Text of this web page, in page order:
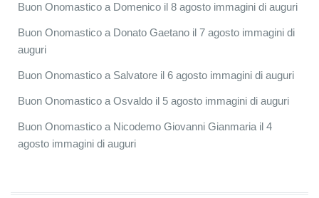
Buon Onomastico a Domenico il 8 agosto immagini di auguri
Buon Onomastico a Donato Gaetano il 7 agosto immagini di
auguri
Buon Onomastico a Salvatore il 6 agosto immagini di auguri
Buon Onomastico a Osvaldo il 5 agosto immagini di auguri
Buon Onomastico a Nicodemo Giovanni Gianmaria il 4
agosto immagini di auguri